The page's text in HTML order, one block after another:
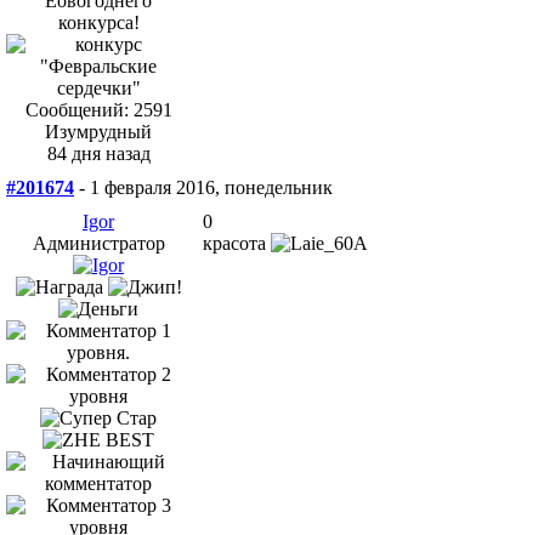
Сообщений: 2591
Изумрудный
84 дня назад
#201674 - 1 февраля 2016, понедельник
Igor
Администратор
0
красота